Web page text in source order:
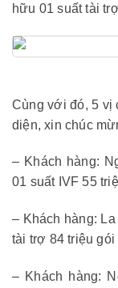
hữu 01 suất tài
Cùng với đó, 5 vị
diện, xin chúc
– Khách hàng:
01 suất IVF 55
– Khách hàng:
tài trợ 84 triệu gói
– Khách hàng: